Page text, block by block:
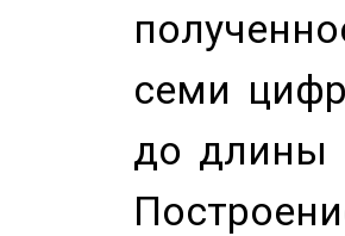
семи
до длины